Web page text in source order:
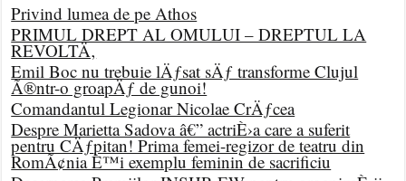
Privind lumea de pe Athos
PRIMUL DREPT AL OMULUI – DREPTUL LA
REVOLTÄ‚
Emil Boc nu trebuie lÄƒsat sÄƒ transforme Clujul
Ã®ntr-o groapÄƒ de gunoi!
Comandantul Legionar Nicolae CrÄƒcea
Despre Marietta Sadova â€” actriÈ›a care a suferit
pentru CÄƒpitan! Prima femei-regizor de teatru din
RomÃ¢nia È™i exemplu feminin de sacrificiu